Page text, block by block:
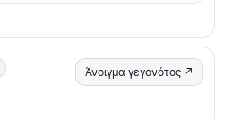
Άνοιγμα γεγονότος ↗